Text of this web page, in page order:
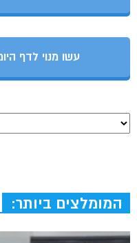
עשו מנוי לדף
המומלצים ביותר: